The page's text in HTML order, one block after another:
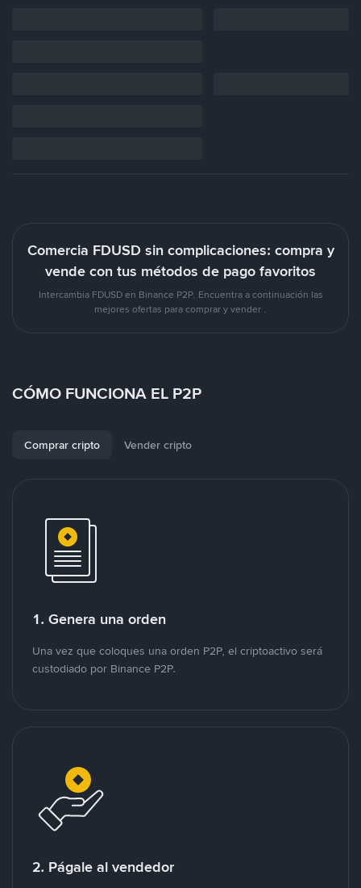
Comercia FDUSD sin complicaciones: compra y
vende con tus métodos de pago favoritos
Intercambia FDUSD en Binance P2P. Encuentra a continuación las
mejores ofertas para comprar y vender .
CÓMO FUNCIONA EL P2P
Comprar cripto Vender cripto
1. Genera una orden
Una vez que coloques una orden P2P, el criptoactivo será
custodiado por Binance P2P.
2. Págale al vendedor